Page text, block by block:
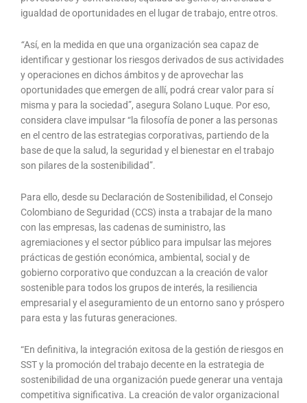
igualdad de oportunidades en el lugar de trabajo, entre otros.
“Así, en la medida en que una organización sea capaz de
identificar y gestionar los riesgos derivados de sus actividades
y operaciones en dichos ámbitos y de aprovechar las
oportunidades que emergen de allí, podrá crear valor para sí
misma y para la sociedad”, asegura Solano Luque. Por eso,
considera clave impulsar “la filosofía de poner a las personas
en el centro de las estrategias corporativas, partiendo de la
base de que la salud, la seguridad y el bienestar en el trabajo
son pilares de la sostenibilidad”.
Para ello, desde su Declaración de Sostenibilidad, el Consejo
Colombiano de Seguridad (CCS) insta a trabajar de la mano
con las empresas, las cadenas de suministro, las
agremiaciones y el sector público para impulsar las mejores
prácticas de gestión económica, ambiental, social y de
gobierno corporativo que conduzcan a la creación de valor
sostenible para todos los grupos de interés, la resiliencia
empresarial y el aseguramiento de un entorno sano y próspero
para esta y las futuras generaciones.
“En definitiva, la integración exitosa de la gestión de riesgos en
SST y la promoción del trabajo decente en la estrategia de
sostenibilidad de una organización puede generar una ventaja
competitiva significativa. La creación de valor organizacional